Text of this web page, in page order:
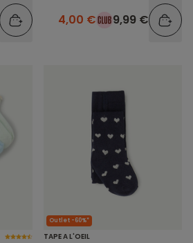
4,00 € 9,99 €
Outlet -60%*
TAPE A L'OEIL